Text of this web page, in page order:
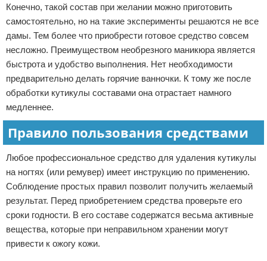
Конечно, такой состав при желании можно приготовить
самостоятельно, но на такие эксперименты решаются не все
дамы. Тем более что приобрести готовое средство совсем
несложно. Преимуществом необрезного маникюра является
быстрота и удобство выполнения. Нет необходимости
предварительно делать горячие ванночки. К тому же после
обработки кутикулы составами она отрастает намного
медленнее.
Правило пользования средствами
Любое профессиональное средство для удаления кутикулы
на ногтях (или ремувер) имеет инструкцию по применению.
Соблюдение простых правил позволит получить желаемый
результат. Перед приобретением средства проверьте его
сроки годности. В его составе содержатся весьма активные
вещества, которые при неправильном хранении могут
привести к ожогу кожи.